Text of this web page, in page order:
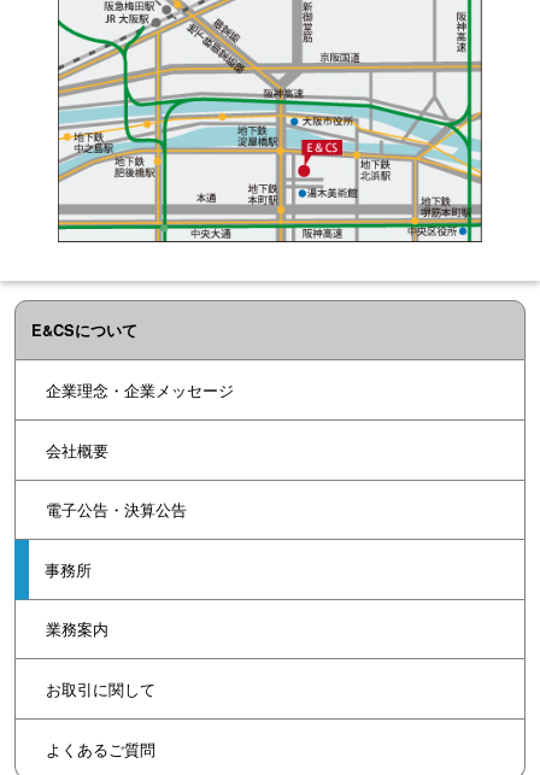
E&CSについて
企業理念・企業メッセージ
会社概要
電子公告・決算公告
事務所
業務案内
お取引に関して
よくあるご質問